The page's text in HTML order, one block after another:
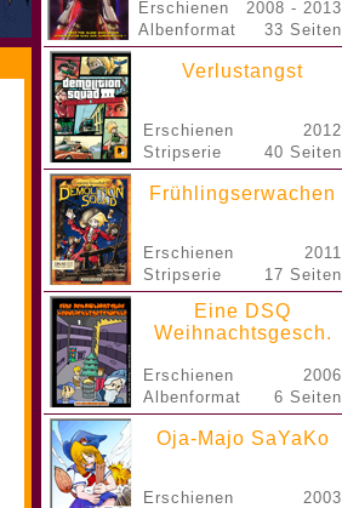
Erschienen
Albenformat
2008 - 2013
33 Seiten
Verlustangst
Erschienen
Stripserie
2012
40 Seiten
Frühlingserwachen
Erschienen
Stripserie
2011
17 Seiten
Eine DSQ
Weihnachtsgesch.
Erschienen
Albenformat
2006
6 Seiten
Oja-Majo SaYaKo
Erschienen
2003